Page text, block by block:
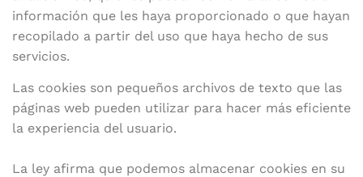
información que les haya proporcionado o que hayan
recopilado a partir del uso que haya hecho de sus
servicios.
Las cookies son pequeños archivos de texto que las
páginas web pueden utilizar para hacer más eficiente
la experiencia del usuario.
La ley afirma que podemos almacenar cookies en su